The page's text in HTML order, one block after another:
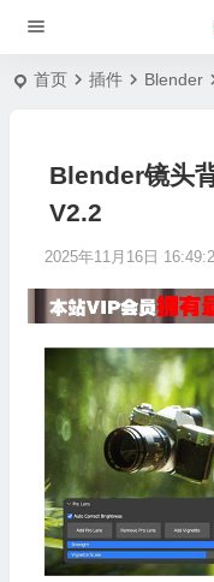
首页 插件 Blender
Blender镜头
V2.2
2025年11月16日